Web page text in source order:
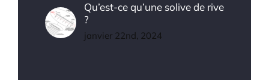
Qu’est-ce qu’une solive de rive
?
janvier 22nd, 2024